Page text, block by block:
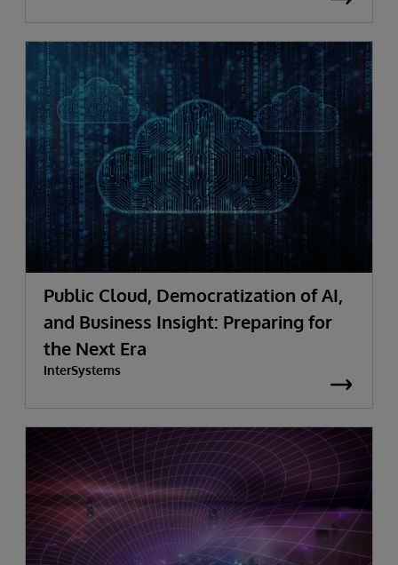
Public Cloud, Democratization of AI,
and Business Insight: Preparing for
the Next Era
InterSystems